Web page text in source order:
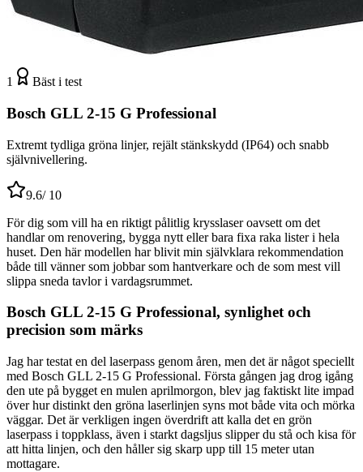
1 Bäst i test
Bosch GLL 2-15 G Professional
Extremt tydliga gröna linjer, rejält stänkskydd (IP64) och snabb
självnivellering.
9.6/ 10
För dig som vill ha en riktigt pålitlig krysslaser oavsett om det
handlar om renovering, bygga nytt eller bara fixa raka lister i hela
huset. Den här modellen har blivit min självklara rekommendation
både till vänner som jobbar som hantverkare och de som mest vill
slippa sneda tavlor i vardagsrummet.
Bosch GLL 2-15 G Professional, synlighet och
precision som märks
Jag har testat en del laserpass genom åren, men det är något speciellt
med Bosch GLL 2-15 G Professional. Första gången jag drog igång
den ute på bygget en mulen aprilmorgon, blev jag faktiskt lite impad
över hur distinkt den gröna laserlinjen syns mot både vita och mörka
väggar. Det är verkligen ingen överdrift att kalla det en grön
laserpass i toppklass, även i starkt dagsljus slipper du stå och kisa för
att hitta linjen, och den håller sig skarp upp till 15 meter utan
mottagare.